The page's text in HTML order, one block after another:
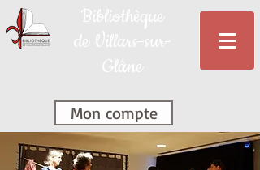
Mon compte